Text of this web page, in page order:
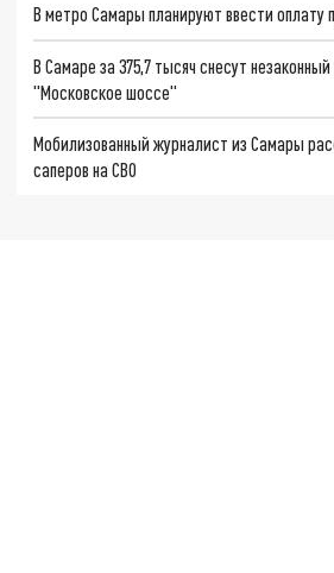
В метро Самары планируют ввести оплату
В Самаре за 375,7 тысяч снесут
"Московское шоссе"
Мобилизованный журналист из Самары
саперов на СВО